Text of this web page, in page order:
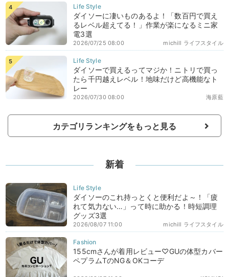
ダイソーに凄いものあるよ！「数百円で買え
るレベル超えてる！」作業が楽になるミニ家
電3選
michill ライフスタイル
2026/07/25 08:00
ダイソーで買えるってマジか！ニトリで買っ
たら千円越えレベル！地味だけど高機能なト
レー
海原藍
2026/07/30 08:00
カテゴリランキングをもっと見る
新着
ダイソーのこれ持っとくと便利だよ～！「疲
れて気力ない…」って時に助かる！時短調理
グッズ3選
michill ライフスタイル
2026/08/07 11:00
155cmさんが着用レビュー♡GUの体型カバー
ペプラムTのNG＆OKコーデ